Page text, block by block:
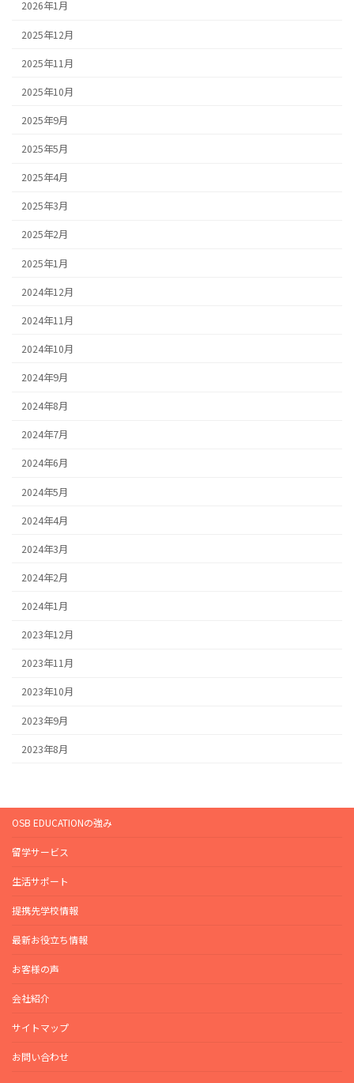
2026年1月
2025年12月
2025年11月
2025年10月
2025年9月
2025年5月
2025年4月
2025年3月
2025年2月
2025年1月
2024年12月
2024年11月
2024年10月
2024年9月
2024年8月
2024年7月
2024年6月
2024年5月
2024年4月
2024年3月
2024年2月
2024年1月
2023年12月
2023年11月
2023年10月
2023年9月
2023年8月
OSB EDUCATIONの強み
留学サービス
生活サポート
提携先学校情報
最新お役立ち情報
お客様の声
会社紹介
サイトマップ
お問い合わせ